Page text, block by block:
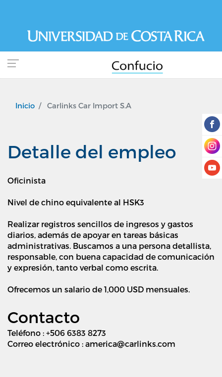
contenido
principal
Inicio Carlinks Car Import S.A
Detalle del empleo
Oficinista
Nivel de chino equivalente al HSK3
Realizar registros sencillos de ingresos y gastos
diarios, además de apoyar en tareas básicas
administrativas. Buscamos a una persona detallista,
responsable, con buena capacidad de comunicación
y expresión, tanto verbal como escrita.
Ofrecemos un salario de 1,000 USD mensuales.
Contacto
Teléfono : +506 6383 8273
Correo electrónico : america@carlinks.com